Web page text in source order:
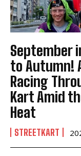
September
to Autumn!
Racing
Kart Amid
Heat
STREETKART